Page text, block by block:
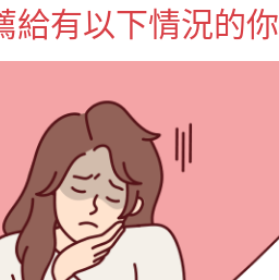
給有以下情況的你